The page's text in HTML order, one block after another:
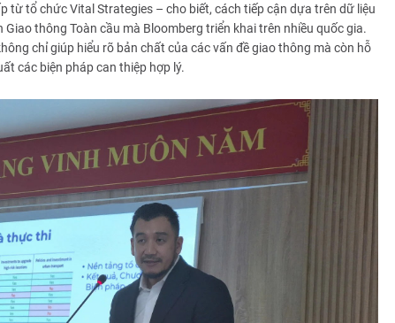
từ tổ chức Vital Strategies – cho biết, cách tiếp cận dựa trên dữ liệu
thông Toàn cầu mà Bloomberg triển khai trên nhiều quốc gia.
chỉ giúp hiểu rõ bản chất của các vấn đề giao thông mà còn hỗ
các biện pháp can thiệp hợp lý.